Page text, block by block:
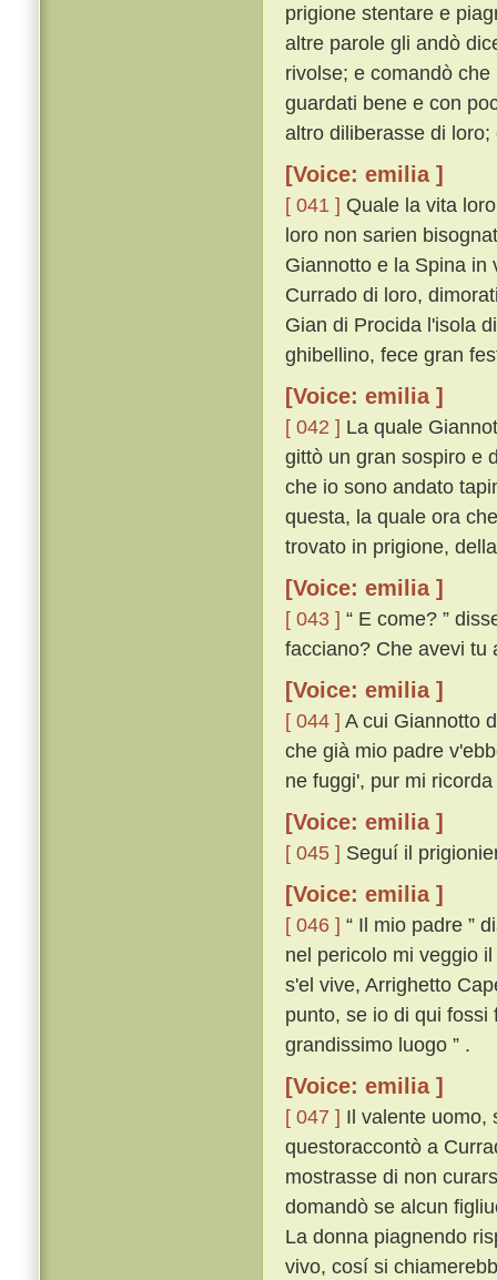
prigione stentare e
altre parole gli andò
rivolse; e comandò
guardati bene e con
altro diliberasse di
[Voice: emilia ]
[ 041 ] Quale la vita
loro non sarien
Giannotto e la Spina in
Currado di loro,
Gian di Procida l'isola
ghibellino, fece gran
[Voice: emilia ]
[ 042 ] La quale
gittò un gran sospiro e
che io sono andato
questa, la quale ora
trovato in prigione,
[Voice: emilia ]
[ 043 ] “ E come? ”
facciano? Che avevi tu
[Voice: emilia ]
[ 044 ] A cui Giannotto
che già mio padre
ne fuggi', pur mi
[Voice: emilia ]
[ 045 ] Seguí il
[Voice: emilia ]
[ 046 ] “ Il mio padre ”
nel pericolo mi veggio
s'el vive, Arrighetto
punto, se io di qui
grandissimo luogo ” .
[Voice: emilia ]
[ 047 ] Il valente uomo,
questoraccontò a
mostrasse di non
domandò se alcun
La donna piagnendo
vivo, cosí si